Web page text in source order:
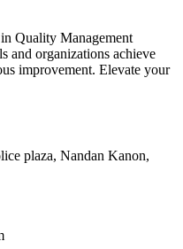
Quality Management
and organizations achieve
improvement. Elevate your
plaza, Nandan Kanon,